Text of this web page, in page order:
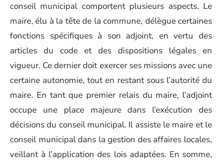
conseil municipal comportent plusieurs aspects. Le
maire, élu à la tête de la commune, délègue certaines
fonctions spécifiques à son adjoint, en vertu des
articles du code et des dispositions légales en
vigueur. Ce dernier doit exercer ses missions avec une
certaine autonomie, tout en restant sous l’autorité du
maire. En tant que premier relais du maire, l’adjoint
occupe une place majeure dans l’exécution des
décisions du conseil municipal. Il assiste le maire et le
conseil municipal dans la gestion des affaires locales,
veillant à l’application des lois adaptées. En somme,